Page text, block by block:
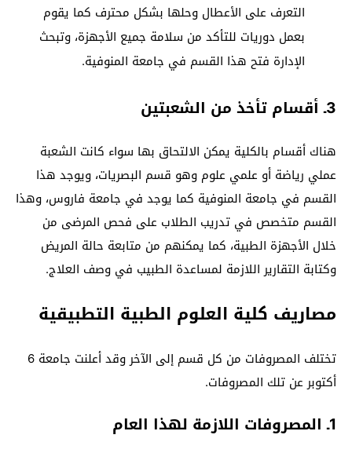
التعرف على الأعطال وحلها بشكل محترف كما يقوم
بعمل دوريات للتأكد من سلامة جميع الأجهزة، وتبحث
الإدارة فتح هذا القسم في جامعة المنوفية.
3ـ أقسام تأخذ من الشعبتين
هناك أقسام بالكلية يمكن الالتحاق بها سواء كانت الشعبة
عملي رياضة أو علمي علوم وهو قسم البصريات، ويوجد هذا
القسم في جامعة المنوفية كما يوجد في جامعة فاروس، وهذا
القسم متخصص في تدريب الطلاب على فحص المرضى من
خلال الأجهزة الطبية، كما يمكنهم من متابعة حالة المريض
وكتابة التقارير اللازمة لمساعدة الطبيب في وصف العلاج.
مصاريف كلية العلوم الطبية التطبيقية
تختلف المصروفات من كل قسم إلى الآخر وقد أعلنت جامعة 6
أكتوبر عن تلك المصروفات.
1ـ المصروفات اللازمة لهذا العام